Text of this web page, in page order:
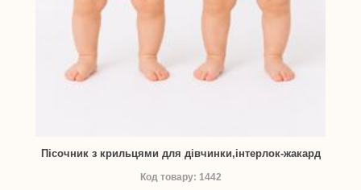
Пісочник з крильцями для дівчинки,інтерлок-жакард
Код товару: 1442